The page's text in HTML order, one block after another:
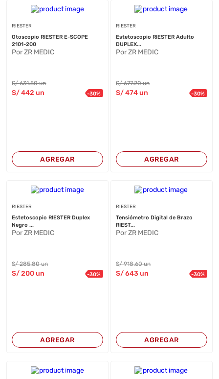
RIESTER
Otoscopio RIESTER E-SCOPE
2101-200
Por ZR MEDIC
S/631.50 un
S/442 un -30%
AGREGAR
RIESTER
Estetoscopio RIESTER Adulto
DUPLEX...
Por ZR MEDIC
S/677.20 un
S/474un -30%
AGREGAR
RIESTER
Estetoscopio RIESTER Duplex
Negro ...
Por ZR MEDIC
S/285.80 un
S/200 un -30%
AGREGAR
RIESTER
Tensiómetro Digital de Brazo
RIEST...
Por ZR MEDIC
S/918.60 un
S/643un -30%
AGREGAR